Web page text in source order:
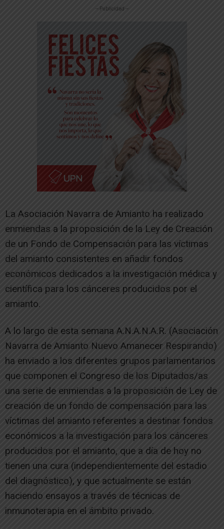
-- Publicidad --
La Asociación Navarra de Amianto ha realizado
enmiendas a la proposición de la Ley de Creación
de un Fondo de Compensación para las víctimas
del amianto consistentes en añadir fondos
económicos dedicados a la investigación médica y
científica para los cánceres producidos por el
amianto.
A lo largo de esta semana A.N.A.N.A.R. (Asociación
Navarra de Amianto Nuevo Amanecer Respirando)
ha enviado a los diferentes grupos parlamentarios
que componen el Congreso de los Diputados/as
una serie de enmiendas a la proposición de Ley de
creación de un fondo de compensación para las
víctimas del amianto referentes a destinar fondos
económicos a la investigación para los cánceres
producidos por el amianto, que a día de hoy no
tienen una cura (independientemente del estadio
del diagnóstico), y que actualmente se están
haciendo ensayos a través de técnicas de
inmunoterapia en el ámbito privado.